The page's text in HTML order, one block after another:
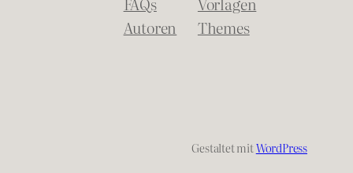
Autoren
Themes
Gestaltet mitWordPress